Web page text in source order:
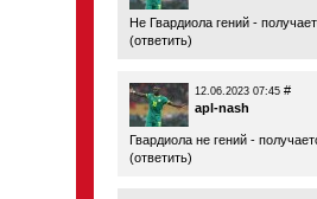
Не Гвардиола гений -
(ответить)
12.06.2023 07:45 #
apl-nash
Гвардиола не гений -
(ответить)